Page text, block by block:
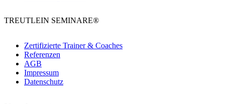
TREUTLEIN SEMINARE®
Zertifizierte Trainer & Coaches
Referenzen
AGB
Impressum
Datenschutz